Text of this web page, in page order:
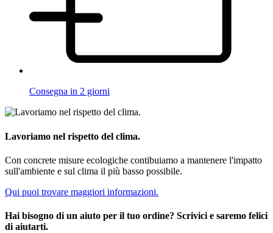
Consegna in 2 giorni
Lavoriamo nel rispetto del clima.
Con concrete misure ecologiche contibuiamo a mantenere l'impatto
sull'ambiente e sul clima il più basso possibile.
Qui puoi trovare maggiori informazioni.
Hai bisogno di un aiuto per il tuo ordine? Scrivici e saremo felici
di aiutarti.